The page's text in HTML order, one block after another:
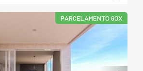
PARCELAMENTO 60X